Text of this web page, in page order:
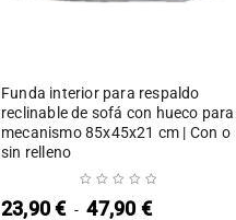
Funda interior para respaldo
reclinable de sofá con hueco para
mecanismo 85x45x21 cm | Con o
sin relleno
23,90€ - 47,90 €